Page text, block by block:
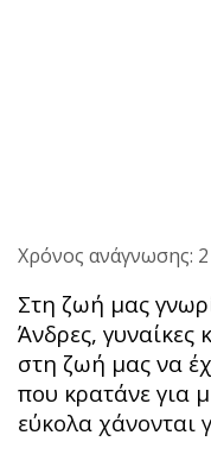
Χρόνος ανάγνωσης:
Στη ζωή μας
Άνδρες, γυναίκες
στη ζωή μας να
που κρατάνε για
εύκολα χάνονται